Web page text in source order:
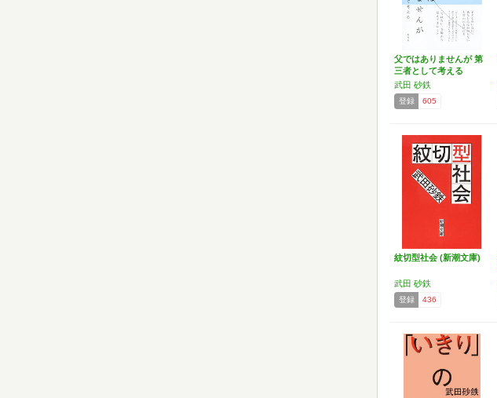
父ではありませんが 第
三者として考える
武田 砂鉄
登録 605
紋切型社会 (新潮文庫)
武田 砂鉄
登録 436